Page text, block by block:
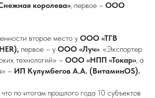
королева», первое – ООО
второе место у ООО «ТГВ
первое – у ООО «Луч». «Экспортер
технологий» – ООО «НПП «Токар», а
– ИП Кулумбегов А.А. (ВитаминOS).
по итогам прошлого года 10 субъектов